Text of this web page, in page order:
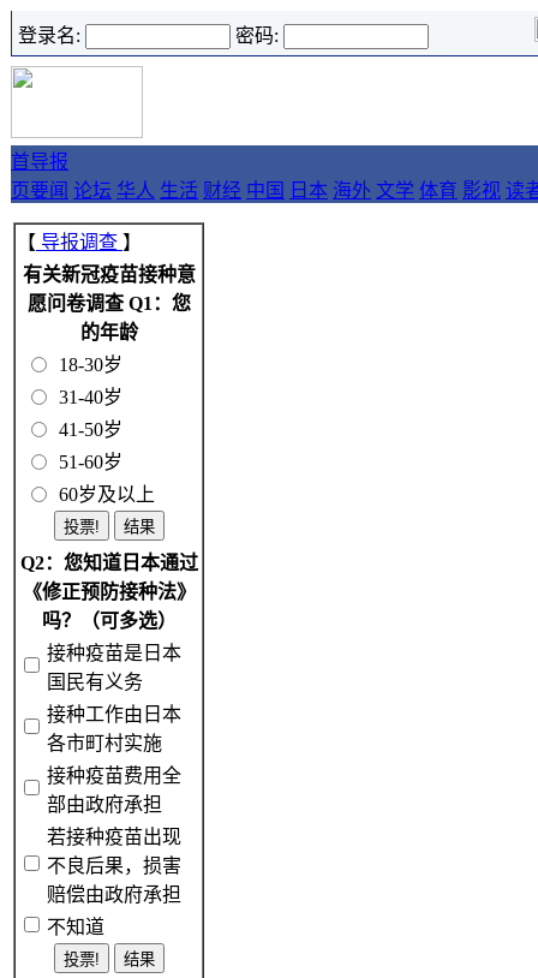
登录名: 密码:
首
页
导报
要闻 论坛 华人 生活 财经 中国 日本 海外 文学 体育 影视 读
【 导报调查 】
有关新冠疫苗接种意
愿问卷调查 Q1：您
的年龄
18-30岁
31-40岁
41-50岁
51-60岁
60岁及以上
Q2：您知道日本通过
《修正预防接种法》
吗？（可多选）
接种疫苗是日本
国民有义务
接种工作由日本
各市町村实施
接种疫苗费用全
部由政府承担
若接种疫苗出现
不良后果，损害
赔偿由政府承担
不知道